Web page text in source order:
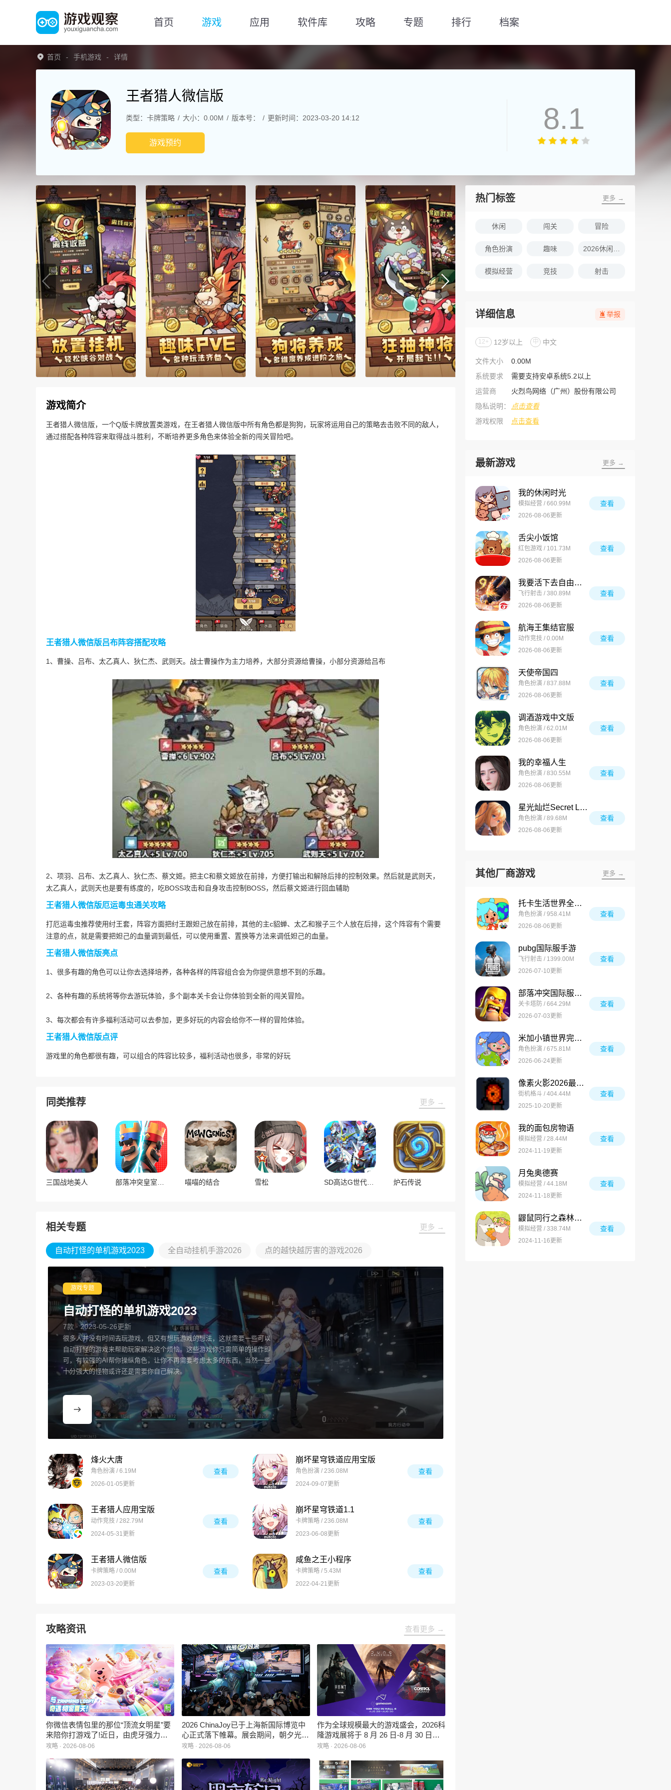
首页 游戏 应用 软件库 攻略 专题 排行 档案
首页 手机游戏 详情
王者猎人微信版
类型：卡牌策略 大小：0.00M 版本号： 更新时间：2023-03-20 14:12
游戏预约
8.1
游戏简介
王者猎人微信版，一个Q版卡牌放置类游戏，在王者猎人微信版中所有角色都是狗狗，玩家将运用自己的策略去击败不同的敌人，
通过搭配各种阵容来取得战斗胜利，不断培养更多角色来体验全新的闯关冒险吧。
王者猎人微信版吕布阵容搭配攻略
1、曹操、吕布、太乙真人、狄仁杰、武则天。战士曹操作为主力培养，大部分资源给曹操，小部分资源给吕布
2、项羽、吕布、太乙真人、狄仁杰、蔡文姬。把主C和蔡文姬放在前排，方便打输出和解除后排的控制效果。然后就是武则天，
太乙真人，武则天也是要有练度的，吃BOSS攻击和自身攻击控制BOSS，然后蔡文姬进行回血辅助
王者猎人微信版厄运毒虫通关攻略
打厄运毒虫推荐使用纣王套，阵容方面把纣王跟妲己放在前排，其他的主c貂蝉、太乙和猴子三个人放在后排，这个阵容有个需要
注意的点，就是需要把妲己的血量调到最低，可以使用重置、置换等方法来调低妲己的血量。
王者猎人微信版亮点
1、很多有趣的角色可以让你去选择培养，各种各样的阵容组合会为你提供意想不到的乐趣。
2、各种有趣的系统将等你去游玩体验，多个副本关卡会让你体验到全新的闯关冒险。
3、每次都会有许多福利活动可以去参加，更多好玩的内容会给你不一样的冒险体验。
王者猎人微信版点评
游戏里的角色都很有趣，可以组合的阵容比较多，福利活动也很多，非常的好玩
同类推荐 更多 →
三国战地美人 喵喵的结合 雪松 SD高达G世代永恒国际服 炉石传说
相关专题 更多 →
自动打怪的单机游戏2023 全自动挂机手游2026 点的越快越厉害的游戏2026
游戏专题
自动打怪的单机游戏2023
7款 · 2023-05-26更新
很多人并没有时间去玩游戏，但又有想玩游戏的想法，这就需要一些可以
自动打怪的游戏来帮助玩家解决这个烦恼。这些游戏你只需简单的操作即
可，有较强的AI帮你操纵角色，让你不再需要考虑太多的东西，当然一些
十分强大的怪物或许还是需要你自己解决。
烽火大唐
角色扮演 / 6.19M
2026-01-05更新
查看
崩坏星穹铁道应用宝版
角色扮演 / 236.08M
2024-09-07更新
查看
王者猎人应用宝版
动作竞技 / 282.79M
2024-05-31更新
查看
崩坏星穹铁道1.1
卡牌策略 / 236.08M
2023-06-08更新
查看
王者猎人微信版
卡牌策略 / 0.00M
2023-03-20更新
查看
咸鱼之王小程序
卡牌策略 / 5.43M
2022-04-21更新
查看
攻略资讯 查看更多 →
你微信表情包里的那位“顶流女明星”要
来陪你打游戏了!近日，由虎牙强力发
行、正版Zanmang Loopy(赞萌露比)IP
遇》正式曝光。这款产品巧妙融合了
3D立体消除、模拟经营与丰富的互动
社交玩法，准备为广大玩家和
攻略 · 2026-08-06
2026 ChinaJoy已于上海新国际博览中
心正式落下帷幕。展会期间，朝夕光年
旗下蓝海工作室自研的多英雄策略射击
相，并向玩家开放试玩。
攻略 · 2026-08-06
作为全球规模最大的游戏盛会，2026科
隆游戏展将于 8 月 26 日-8 月 30 日在
德国举行。日前，科隆游戏展官方宣
罄，这也是科隆游戏展办展史上首次出
现展位一席难求的情况。
攻略 · 2026-08-06
热门标签 更多 →
休闲 闯关 冒险
角色扮演 趣味
模拟经营 竞技 射击
详细信息 举报
12+ 12岁以上 中 中文
文件大小
0.00M
系统要求
需要支持安卓系统5.2以上
运营商
火烈鸟网络（广州）股份有限公司
隐私说明：
点击查看
游戏权限
点击查看
最新游戏 更多 →
我的休闲时光
模拟经营 / 660.99M
2026-08-06更新
查看
舌尖小饭馆
红包游戏 / 101.73M
2026-08-06更新
查看
我要活下去自由之火
飞行射击 / 380.89M
2026-08-06更新
查看
航海王集结官服
动作竞技 / 0.00M
2026-08-06更新
查看
天使帝国四
角色扮演 / 837.88M
2026-08-06更新
查看
调酒游戏中文版
角色扮演 / 62.01M
2026-08-06更新
查看
我的幸福人生
角色扮演 / 830.55M
2026-08-06更新
查看
星光灿烂Secret Love
角色扮演 / 89.68M
2026-08-06更新
查看
其他厂商游戏 更多 →
托卡生活世界全解锁版
角色扮演 / 958.41M
2026-08-06更新
查看
pubg国际服手游
飞行射击 / 1399.00M
2026-07-10更新
查看
部落冲突国际服最新版
关卡塔防 / 664.29M
2026-07-03更新
查看
米加小镇世界完整版
角色扮演 / 675.81M
2026-06-24更新
查看
像素火影2026最新版
街机格斗 / 404.44M
2025-10-20更新
查看
我的面包房物语
模拟经营 / 28.44M
2024-11-19更新
查看
月兔奥德赛
模拟经营 / 44.18M
2024-11-18更新
查看
鼹鼠同行之森林之家万圣节版
模拟经营 / 338.74M
2024-11-16更新
查看